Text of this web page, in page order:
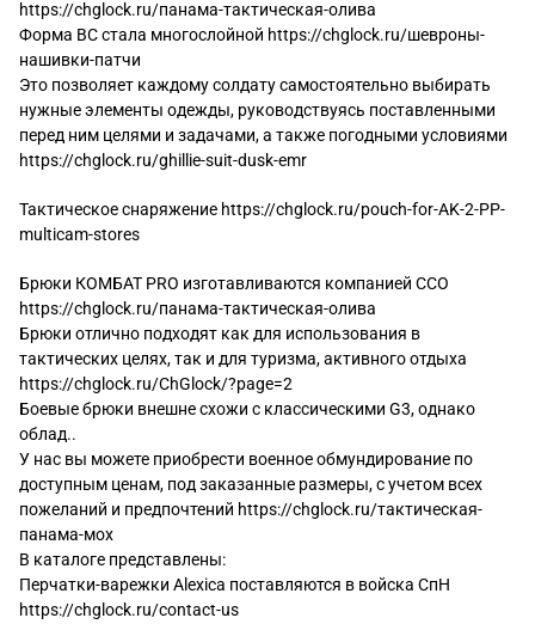
https://chglock.ru/панама-тактическая-олива
Форма ВС стала многослойной https://chglock.ru/шевроны-
нашивки-патчи
Это позволяет каждому солдату самостоятельно выбирать
нужные элементы одежды, руководствуясь поставленными
перед ним целями и задачами, а также погодными условиями
https://chglock.ru/ghillie-suit-dusk-emr
Тактическое снаряжение https://chglock.ru/pouch-for-AK-2-PP-
multicam-stores
Брюки КОМБАТ PRO изготавливаются компанией ССО
https://chglock.ru/панама-тактическая-олива
Брюки отлично подходят как для использования в
тактических целях, так и для туризма, активного отдыха
https://chglock.ru/ChGlock/?page=2
Боевые брюки внешне схожи с классическими G3, однако
облад..
У нас вы можете приобрести военное обмундирование по
доступным ценам, под заказанные размеры, с учетом всех
пожеланий и предпочтений https://chglock.ru/тактическая-
панама-мох
В каталоге представлены:
Перчатки-варежки Alexica поставляются в войска СпН
https://chglock.ru/contact-us